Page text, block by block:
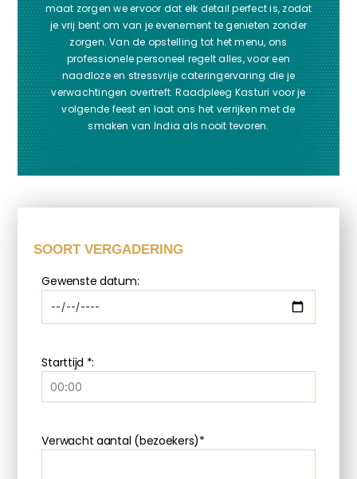
maat zorgen we ervoor dat elk detail perfect is, zodat
je vrij bent om van je evenement te genieten zonder
zorgen. Van de opstelling tot het menu, ons
professionele personeel regelt alles, voor een
naadloze en stressvrije cateringervaring die je
verwachtingen overtreft. Raadpleeg Kasturi voor je
volgende feest en laat ons het verrijken met de
smaken van India als nooit tevoren.
SOORT VERGADERING
Gewenste datum:
Starttijd *:
Verwacht aantal (bezoekers)*